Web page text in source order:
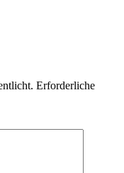
Erforderliche